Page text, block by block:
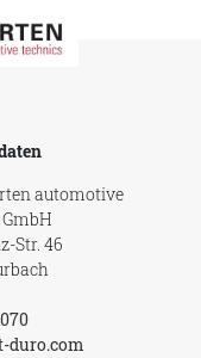
automotive
Str. 46
duro.com